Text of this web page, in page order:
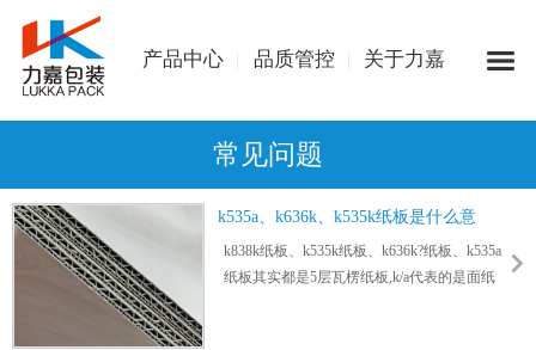
产品中心 品质管控 关于力嘉
常见问题
k535a、k636k、k535k纸板是什么意
思？
k838k纸板、k535k纸板、k636k?纸板、k535a
纸板其实都是5层瓦楞纸板,k/a代表的是面纸